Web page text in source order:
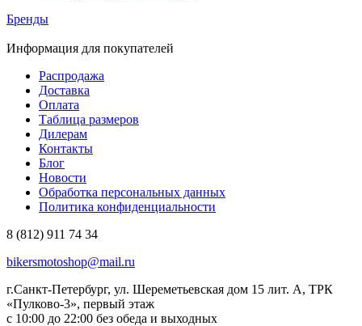
Бренды
Информация для покупателей
Распродажа
Доставка
Оплата
Таблица размеров
Дилерам
Контакты
Блог
Новости
Обработка персональных данных
Политика конфиденциальности
8 (812) 911 74 34
bikersmotoshop@mail.ru
г.Санкт-Петербург, ул. Шереметьевская дом 15 лит. А, ТРК
«Пулково-3», первый этаж
с 10:00 до 22:00 без обеда и выходных